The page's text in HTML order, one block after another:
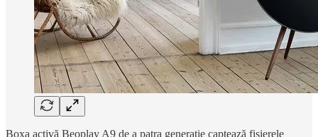
Boxa activă Beoplay A9 de a patra generație captează fișierele